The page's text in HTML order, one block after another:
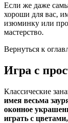
Если же даже
хороши для вас,
изюминку или
мастерство.
Вернуться к
Игра с
Классические
имея весьма
оконное
играть с